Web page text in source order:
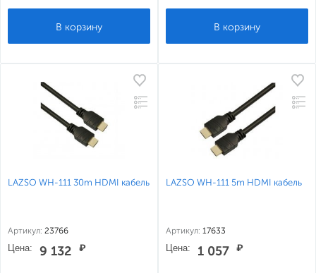
LAZSO WH-111 30m HDMI кабель
Артикул: 23766
Цена: 9 132 ₽
LAZSO WH-111 5m HDMI кабель
Артикул: 17633
Цена: 1 057 ₽